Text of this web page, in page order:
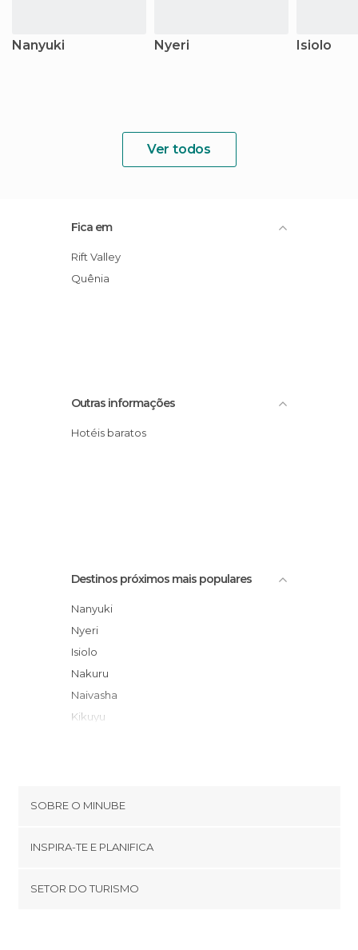
Nanyuki Nyeri Isiolo
Ver todos
Fica em
Rift Valley
Quênia
Outras informações
Hotéis baratos
Destinos próximos mais populares
Nanyuki
Nyeri
Isiolo
Nakuru
Naivasha
Kikuyu
Tsavo
Voi
SOBRE O MINUBE
Términos e Condições
INSPIRA-TE E PLANIFICA
SETOR DO TURISMO